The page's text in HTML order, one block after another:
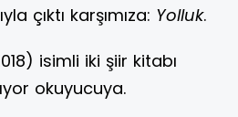
çıktı karşımıza: Yolluk.
isimli iki şiir kitabı
okuyucuya.